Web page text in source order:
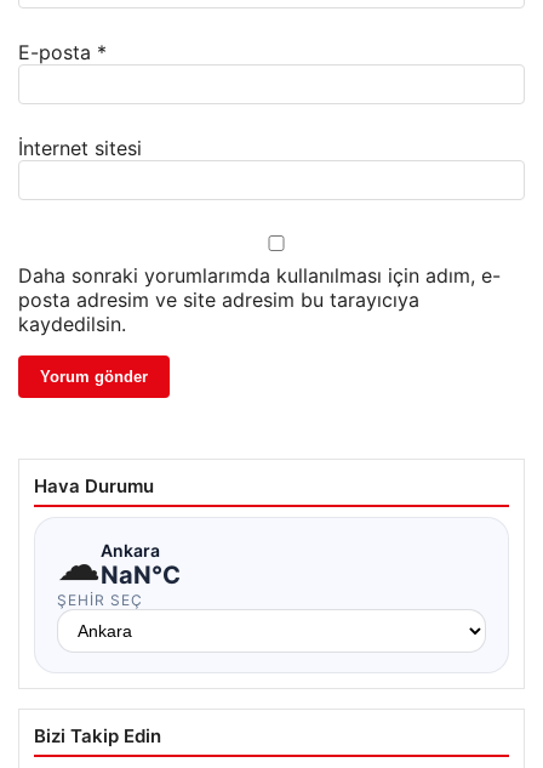
E-posta *
İnternet sitesi
Daha sonraki yorumlarımda kullanılması için adım, e-
posta adresim ve site adresim bu tarayıcıya
kaydedilsin.
Hava Durumu
☁Ankara
NaN°C
ŞEHIR SEÇ
Bizi Takip Edin